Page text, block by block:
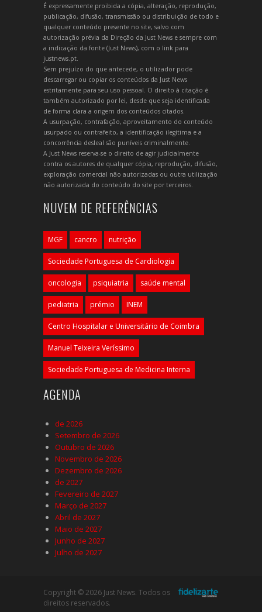
É expressamente proibida a cópia, alteração, reprodução,
publicação, difusão, transmissão ou distribuição de todo e
qualquer conteúdo presente no site, salvo com
autorização prévia da Direção da Just News e sempre com
a indicação da fonte (Just News), com o link para
justnews.pt.
Sem prejuízo do que antecede, o utilizador pode
descarregar ou copiar os conteúdos da Just News
estritamente para seu uso pessoal. O direito à citação é
também autorizado por lei, desde que seja identificada
de forma clara a origem dos conteúdos citados.
A usurpação, contrafação, aproveitamento do conteúdo
usurpado ou contrafeito, a identificação ilegítima e a
concorrência desleal são puníveis criminalmente.
A Just News reserva-se o direito de agir judicialmente
contra os autores de qualquer cópia, reprodução, difusão,
exploração comercial não autorizadas ou outra utilização
não autorizada do conteúdo do site por terceiros.
NUVEM DE REFERÊNCIAS
MGF cancro nutrição
Sociedade Portuguesa de Cardiologia
oncologia psiquiatria saúde mental
pediatria prémio INEM
Centro Hospitalar e Universitário de Coimbra
Manuel Teixeira Veríssimo
Sociedade Portuguesa de Medicina Interna
AGENDA
de 2026
Setembro de 2026
Outubro de 2026
Novembro de 2026
Dezembro de 2026
de 2027
Fevereiro de 2027
Março de 2027
Abril de 2027
Maio de 2027
Junho de 2027
Julho de 2027
Copyright © 2026 Just News. Todos os
direitos reservados.